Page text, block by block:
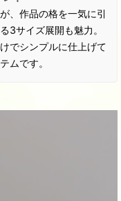
、作品の格を一気に引
3サイズ展開も魅力。
でシンプルに仕上げて
ムです。